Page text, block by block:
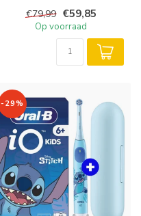
€79,99 €59,85
Op voorraad
-29%